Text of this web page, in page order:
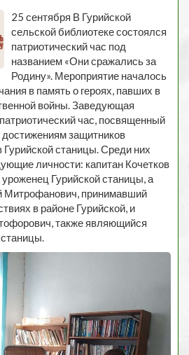
25 сентября В Гурийской
сельской библиотеке состоялся
патриотический час под
названием «Они сражались за
Родину». Мероприятие началось
в память о героях, павших в
войны. Заведующая
час, посвященный
защитников
станицы. Среди них
личности: капитан Кочетков
Гурийской станицы, а
Митрофанович, принимавший
в районе Гурийской, и
также являющийся